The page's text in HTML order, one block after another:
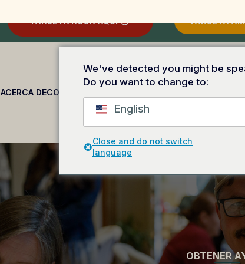
TARJETA ROJA AQUÍ TARJETA
ACERCA DECONOCE TUS DERECHOS
OBTENER
We've detected you might be
English
Close and do not switch
language